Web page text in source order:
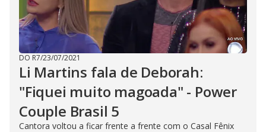
DO R7/23/07/2021
Li Martins fala de Deborah:
"Fiquei muito magoada" - Power
Couple Brasil 5
Cantora voltou a ficar frente a frente com o Casal Fênix